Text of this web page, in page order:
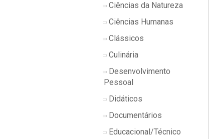
Ciências da Natureza
Ciências Humanas
Clássicos
Culinária
Desenvolvimento
Pessoal
Didáticos
Documentários
Educacional/Técnico